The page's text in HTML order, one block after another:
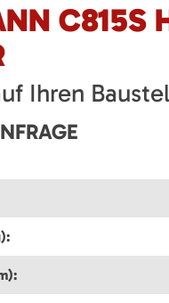
C815S
Ihren